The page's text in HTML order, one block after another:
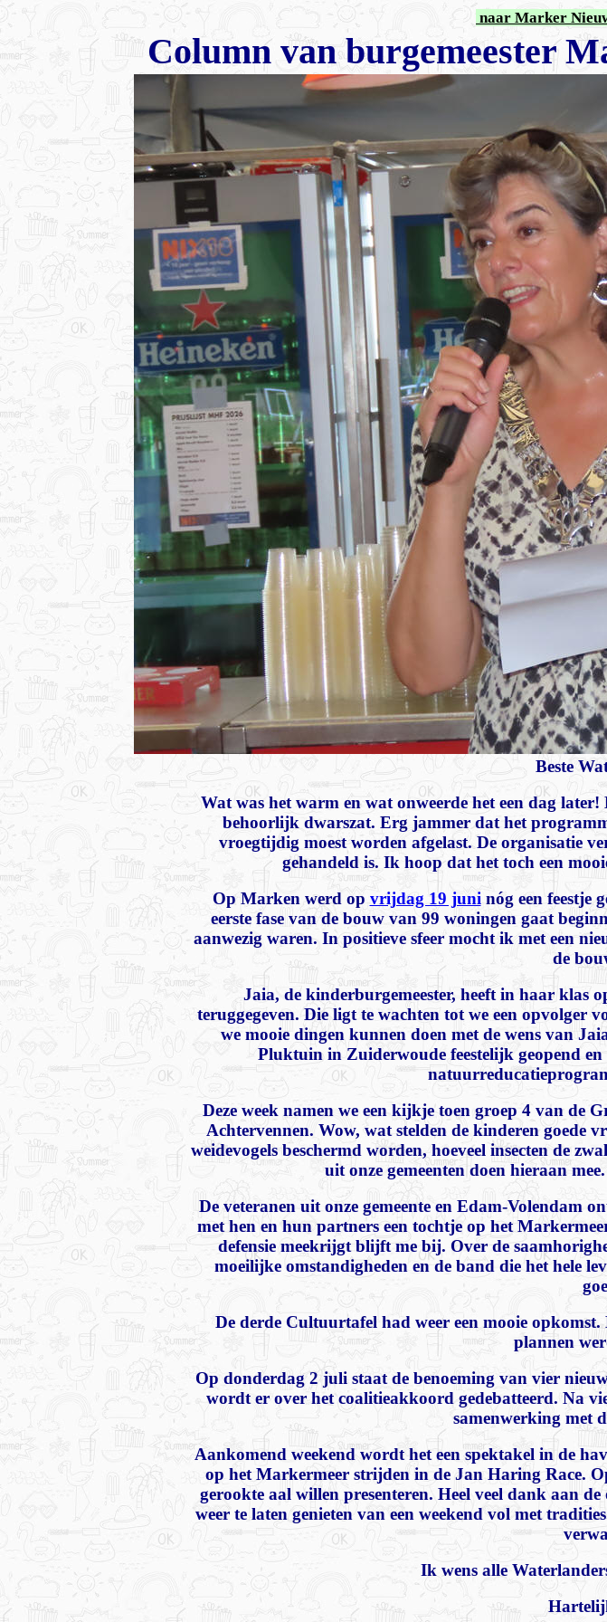
naar Marker
Column van burgemeester
Beste
Wat was het warm en wat onweerde het een dag
behoorlijk dwarszat. Erg jammer dat het
vroegtijdig moest worden afgelast. De organisatie
gehandeld is. Ik hoop dat het toch een
Op Marken werd op vrijdag 19 juni nóg een feestje
eerste fase van de bouw van 99 woningen gaat
aanwezig waren. In positieve sfeer mocht ik met een
de
Jaia, de kinderburgemeester, heeft in haar klas
teruggegeven. Die ligt te wachten tot we een opvolger
we mooie dingen kunnen doen met de wens van
Pluktuin in Zuiderwoude feestelijk geopend
Deze week namen we een kijkje toen groep 4 van
Achtervennen. Wow, wat stelden de kinderen goede
weidevogels beschermd worden, hoeveel insecten de
uit onze gemeenten doen hieraan
De veteranen uit onze gemeente en Edam-Volendam
met hen en hun partners een tochtje op het
defensie meekrijgt blijft me bij. Over de
moeilijke omstandigheden en de band die het hele
De derde Cultuurtafel had weer een mooie
plannen
Op donderdag 2 juli staat de benoeming van vier
wordt er over het coalitieakkoord gedebatteerd. Na
samenwerking met
Aankomend weekend wordt het een spektakel in de
op het Markermeer strijden in de Jan Haring Race.
gerookte aal willen presenteren. Heel veel dank aan
weer te laten genieten van een weekend vol met
Ik wens alle